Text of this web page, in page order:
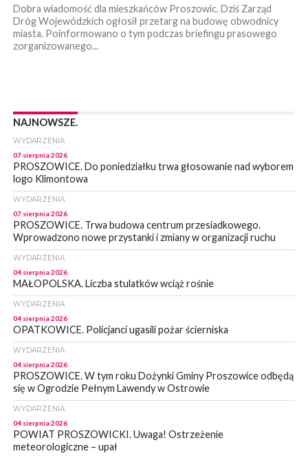
Dobra wiadomość dla mieszkańców Proszowic. Dziś Zarząd
Dróg Wojewódzkich ogłosił przetarg na budowę obwodnicy
miasta. Poinformowano o tym podczas briefingu prasowego
zorganizowanego...
NAJNOWSZE.
WYDARZENIA
07 sierpnia 2026
PROSZOWICE. Do poniedziałku trwa głosowanie nad wyborem
logo Klimontowa
WYDARZENIA
07 sierpnia 2026
PROSZOWICE. Trwa budowa centrum przesiadkowego.
Wprowadzono nowe przystanki i zmiany w organizacji ruchu
WYDARZENIA
04 sierpnia 2026
MAŁOPOLSKA. Liczba stulatków wciąż rośnie
WYDARZENIA
04 sierpnia 2026
OPATKOWICE. Policjanci ugasili pożar ścierniska
WYDARZENIA
04 sierpnia 2026
PROSZOWICE. W tym roku Dożynki Gminy Proszowice odbędą
się w Ogrodzie Pełnym Lawendy w Ostrowie
WYDARZENIA
04 sierpnia 2026
POWIAT PROSZOWICKI. Uwaga! Ostrzeżenie
meteorologiczne – upał